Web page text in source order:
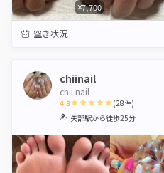
¥7,700
空き状況
chiinail
chii nail
4.8
1 2 3 4 5
(28件)
矢部駅から徒歩25分